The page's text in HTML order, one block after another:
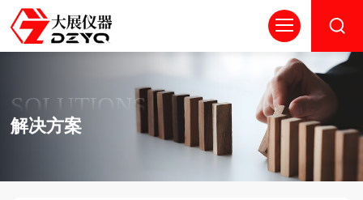
SOLUTIONS
解决方案